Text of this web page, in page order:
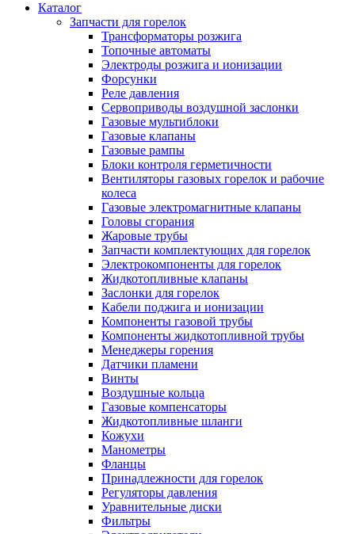
Каталог
Запчасти для горелок
Трансформаторы розжига
Топочные автоматы
Электроды розжига и ионизации
Форсунки
Реле давления
Сервоприводы воздушной заслонки
Газовые мультиблоки
Газовые клапаны
Газовые рампы
Блоки контроля герметичности
Вентиляторы газовых горелок и рабочие
колеса
Газовые электромагнитные клапаны
Головы сгорания
Жаровые трубы
Запчасти комплектующих для горелок
Электрокомпоненты для горелок
Жидкотопливные клапаны
Заслонки для горелок
Кабели поджига и ионизации
Компоненты газовой трубы
Компоненты жидкотопливной трубы
Менеджеры горения
Датчики пламени
Винты
Воздушные кольца
Газовые компенсаторы
Жидкотопливные шланги
Кожухи
Манометры
Фланцы
Принадлежности для горелок
Регуляторы давления
Уравнительные диски
Фильтры